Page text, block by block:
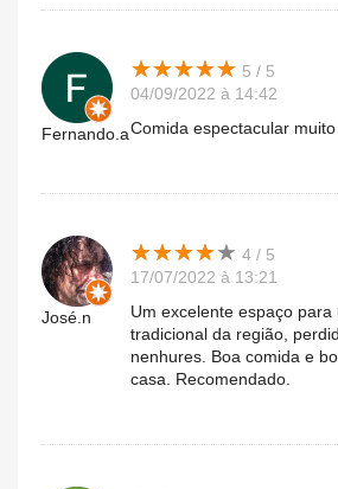
Fernando.a
★★★★★
★★★★★ 5 / 5
04/09/2022 à 14:42
Comida espectacular
José.n
★★★★★
★★★★★ 4 / 5
17/07/2022 à 13:21
Um excelente espaço para
tradicional da região,
nenhures. Boa comida e
casa. Recomendado.